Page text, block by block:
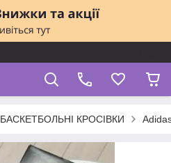
БАСКЕТБОЛЬНІ КРОСІВКИ